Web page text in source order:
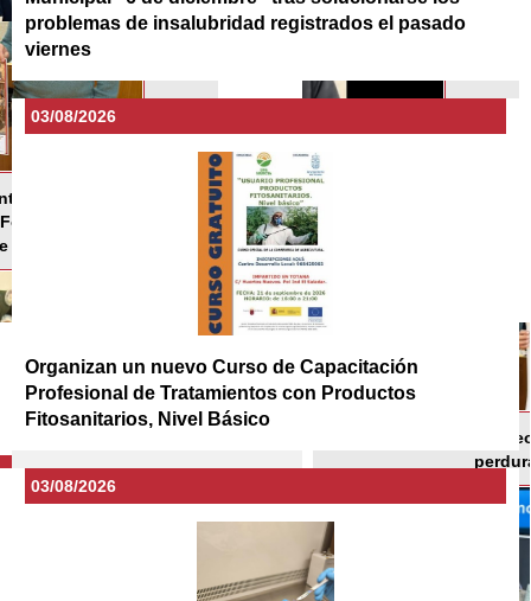
problemas de insalubridad registrados el pasado
viernes
03/08/2026
Organizan un nuevo Curso de Capacitación
Profesional de Tratamientos con Productos
Fitosanitarios, Nivel Básico
03/08/2026